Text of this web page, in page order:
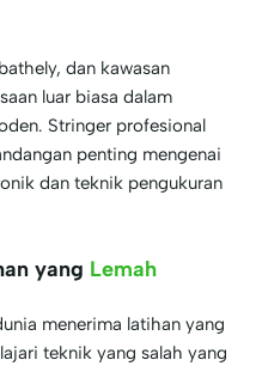
dan kawasan
luar biasa dalam
Stringer profesional
penting mengenai
dan teknik pengukuran
yang Lemah
menerima latihan yang
teknik yang salah yang